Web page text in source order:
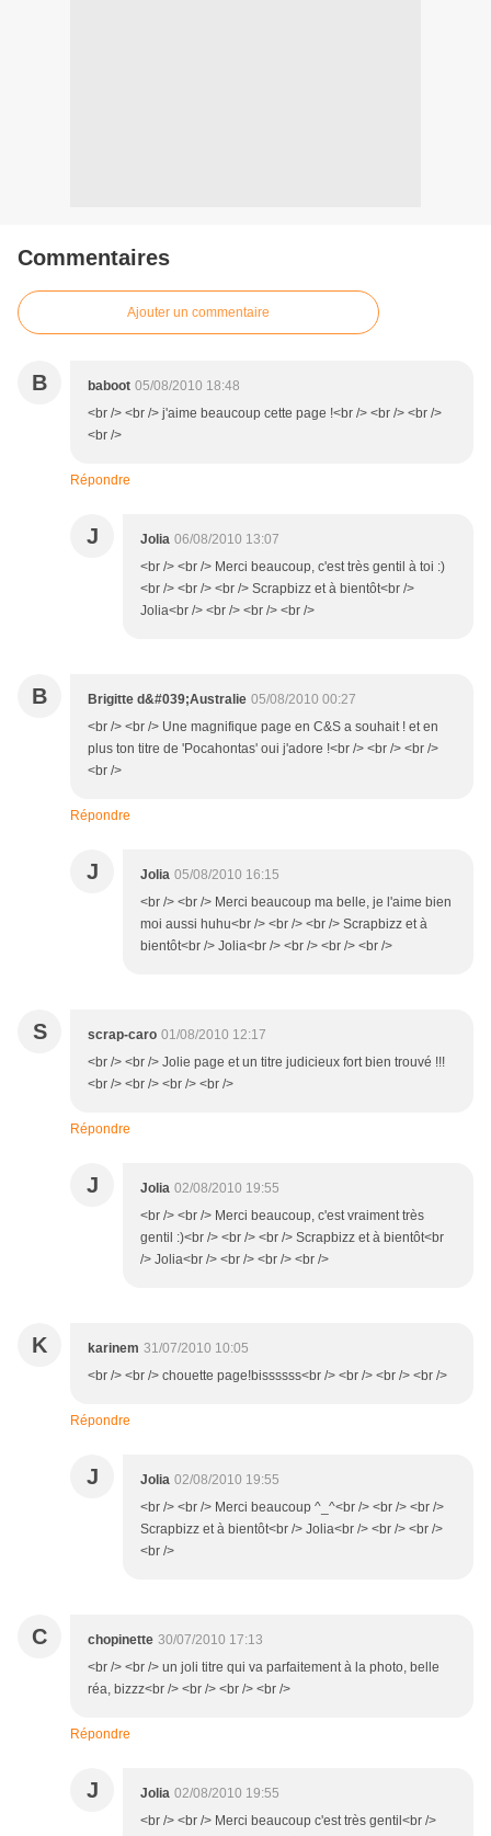
Commentaires
Ajouter un commentaire
B baboot 05/08/2010 18:48
<br /> <br /> j'aime beaucoup cette page !<br /> <br /> <br />
<br />
Répondre
J Jolia 06/08/2010 13:07
<br /> <br /> Merci beaucoup, c'est très gentil à toi :)
<br /> <br /> <br /> Scrapbizz et à bientôt<br />
Jolia<br /> <br /> <br /> <br />
B Brigitte d&#039;Australie 05/08/2010 00:27
<br /> <br /> Une magnifique page en C&S a souhait ! et en
plus ton titre de 'Pocahontas' oui j'adore !<br /> <br /> <br />
<br />
Répondre
J Jolia 05/08/2010 16:15
<br /> <br /> Merci beaucoup ma belle, je l'aime bien
moi aussi huhu<br /> <br /> <br /> Scrapbizz et à
bientôt<br /> Jolia<br /> <br /> <br /> <br />
S scrap-caro 01/08/2010 12:17
<br /> <br /> Jolie page et un titre judicieux fort bien trouvé !!!
<br /> <br /> <br /> <br />
Répondre
J Jolia 02/08/2010 19:55
<br /> <br /> Merci beaucoup, c'est vraiment très
gentil :)<br /> <br /> <br /> Scrapbizz et à bientôt<br
/> Jolia<br /> <br /> <br /> <br />
K karinem 31/07/2010 10:05
<br /> <br /> chouette page!bissssss<br /> <br /> <br /> <br />
Répondre
J Jolia 02/08/2010 19:55
<br /> <br /> Merci beaucoup ^_^<br /> <br /> <br />
Scrapbizz et à bientôt<br /> Jolia<br /> <br /> <br />
<br />
C chopinette 30/07/2010 17:13
<br /> <br /> un joli titre qui va parfaitement à la photo, belle
réa, bizzz<br /> <br /> <br /> <br />
Répondre
J Jolia 02/08/2010 19:55
<br /> <br /> Merci beaucoup c'est très gentil<br />